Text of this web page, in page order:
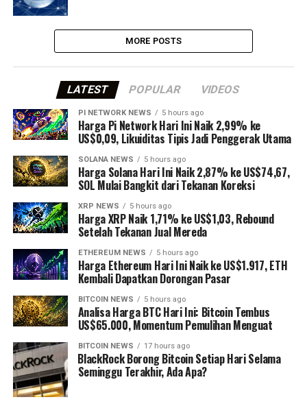
MORE POSTS
LATEST POPULAR VIDEOS
PI NETWORK NEWS 5 hours ago
Harga Pi Network Hari Ini Naik 2,99% ke
US$0,09, Likuiditas Tipis Jadi Penggerak Utama
SOLANA NEWS 5 hours ago
Harga Solana Hari Ini Naik 2,87% ke US$74,67,
SOL Mulai Bangkit dari Tekanan Koreksi
XRP NEWS 5 hours ago
Harga XRP Naik 1,71% ke US$1,03, Rebound
Setelah Tekanan Jual Mereda
ETHEREUM NEWS 5 hours ago
Harga Ethereum Hari Ini Naik ke US$1.917, ETH
Kembali Dapatkan Dorongan Pasar
BITCOIN NEWS 5 hours ago
Analisa Harga BTC Hari Ini: Bitcoin Tembus
US$65.000, Momentum Pemulihan Menguat
BITCOIN NEWS 17 hours ago
⁠BlackRock Borong Bitcoin Setiap Hari Selama
Seminggu Terakhir, Ada Apa?